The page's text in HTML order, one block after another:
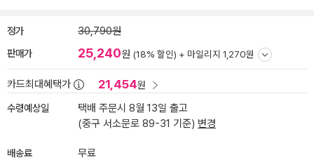
정가 30,790원
판매가 25,240원 (18% 할인) + 마일리지 1,270원
카드최대혜택가 21,454원
수령예상일
택배 주문시 8월 13일 출고
(중구 서소문로 89-31 기준) 변경
배송료
무료